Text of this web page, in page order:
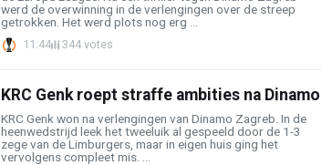
werd de overwinning in de verlengingen over de streep
getrokken. Het werd plots nog erg ...
11:44 344 votes
KRC Genk roept straffe ambities na
KRC Genk won na verlengingen van Dinamo Zagreb. In de
heenwedstrijd leek het tweeluik al gespeeld door de 1-3
zege van de Limburgers, maar in eigen huis ging het
vervolgens compleet mis. ...